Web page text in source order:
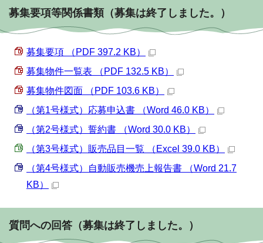
募集要項等関係書類（募集は終了しました。）
募集要項 （PDF 397.2 KB）
募集物件一覧表 （PDF 132.5 KB）
募集物件図面 （PDF 103.6 KB）
（第1号様式）応募申込書 （Word 46.0 KB）
（第2号様式）誓約書 （Word 30.0 KB）
（第3号様式）販売品目一覧 （Excel 39.0 KB）
（第4号様式）自動販売機売上報告書 （Word 21.7
KB）
質問への回答（募集は終了しました。）